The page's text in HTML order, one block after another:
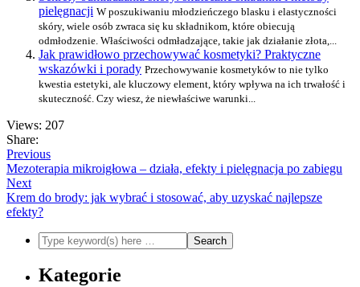
pielęgnacji W poszukiwaniu młodzieńczego blasku i elastyczności
skóry, wiele osób zwraca się ku składnikom, które obiecują
odmłodzenie. Właściwości odmładzające, takie jak działanie złota,...
Jak prawidłowo przechowywać kosmetyki? Praktyczne
wskazówki i porady Przechowywanie kosmetyków to nie tylko
kwestia estetyki, ale kluczowy element, który wpływa na ich trwałość i
skuteczność. Czy wiesz, że niewłaściwe warunki...
Views: 207
Share:
Previous
Mezoterapia mikroigłowa – działa, efekty i pielęgnacja po zabiegu
Next
Krem do brody: jak wybrać i stosować, aby uzyskać najlepsze
efekty?
Kategorie